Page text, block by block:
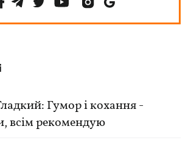
Гумор і кохання -
всім рекомендую